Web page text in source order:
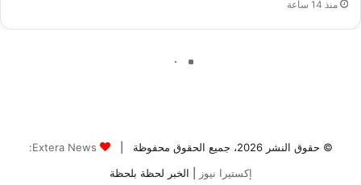
© حقوق النشر 2026، جميع الحقوق محفوظة |
Extera News:
إكستيرا نيوز
| الخبر لحظة بلحظة